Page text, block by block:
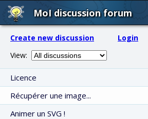
MoI discussion forum
Create new discussion
Login
View:
Licence
Récupérer une image...
Animer un SVG !